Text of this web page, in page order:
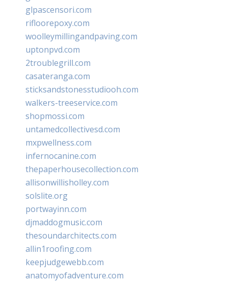
glpascensori.com
rifloorepoxy.com
woolleymillingandpaving.com
uptonpvd.com
2troublegrill.com
casateranga.com
sticksandstonesstudiooh.com
walkers-treeservice.com
shopmossi.com
untamedcollectivesd.com
mxpwellness.com
infernocanine.com
thepaperhousecollection.com
allisonwillisholley.com
solslite.org
portwayinn.com
djmaddogmusic.com
thesoundarchitects.com
allin1roofing.com
keepjudgewebb.com
anatomyofadventure.com